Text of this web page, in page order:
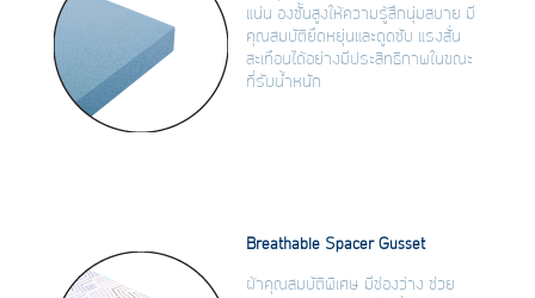
แน่น องชั้นสูงให้ความรู้สึกนุ่มสบาย มี
คุณสมบัติยืดหยุ่นและดูดซับ แรงสั่น
สะเทือนได้อย่างมีประสิทธิภาพในขณะ
ที่รับน้ำหนัก
Breathable Spacer Gusset
ผ้าคุณสมบัติพิเศษ มีช่องว่าง ช่วย